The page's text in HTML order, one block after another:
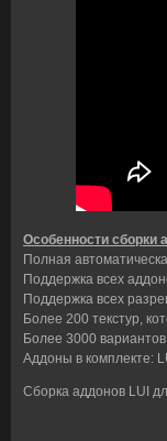
Особенности сборки
Полная
Поддержка всех
Поддержка всех
Более 200 текстур,
Более 3000
Аддоны в комплекте:
Сборка аддонов LUI